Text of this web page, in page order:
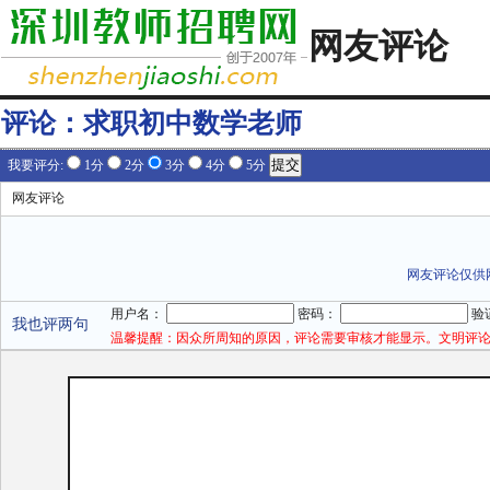
网友评论
评论：求职初中数学老师
我要评分: 1分 2分 3分 4分 5分
网友评论
网友评论仅
我也评两句
用户名： 密码：
验
温馨提醒：因众所周知的原因，评论需要审核才能显示。文明评